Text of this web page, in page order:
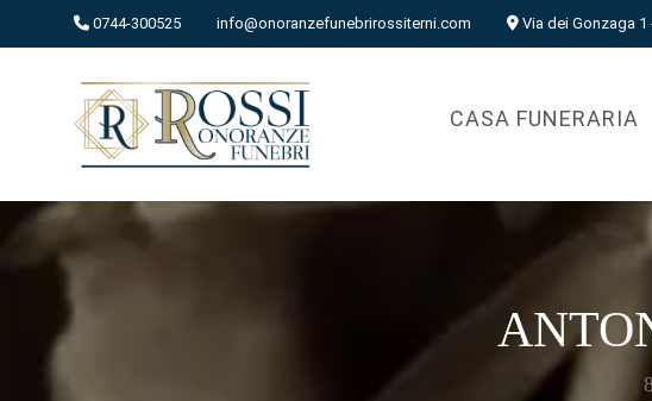
0744-300525 info@onoranzefunebrirossiterni.com Via dei Gonzaga 1
CASA FUNERARIA